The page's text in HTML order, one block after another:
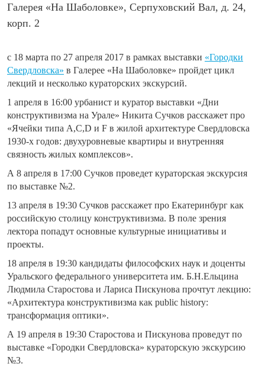
Галерея «На Шаболовке», Серпуховский Вал, д. 24,
корп. 2
с 18 марта по 27 апреля 2017 в рамках выставки «Городки
Свердловска» в Галерее «На Шаболовке» пройдет цикл
лекций и несколько кураторских экскурсий.
1 апреля в 16:00 урбанист и куратор выставки «Дни
конструктивизма на Урале» Никита Сучков расскажет про
«Ячейки типа A,C,D и F в жилой архитектуре Свердловска
1930-х годов: двухуровневые квартиры и внутренняя
связность жилых комплексов».
А 8 апреля в 17:00 Сучков проведет кураторская экскурсия
по выставке №2.
13 апреля в 19:30 Сучков расскажет про Екатеринбург как
российскую столицу конструктивизма. В поле зрения
лектора попадут основные культурные инициативы и
проекты.
18 апреля в 19:30 кандидаты философских наук и доценты
Уральского федерального университета им. Б.Н.Ельцина
Людмила Старостова и Лариса Пискунова прочтут лекцию:
«Архитектура конструктивизма как public history:
трансформация оптики».
А 19 апреля в 19:30 Старостова и Пискунова проведут по
выставке «Городки Свердловска» кураторскую экскурсию
№3.